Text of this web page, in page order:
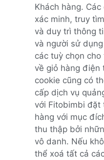
Khách hàng.
xác minh, truy
và duy trì thông
và người sử
các tuỳ chọn
về giỏ hàng điện
cookie cũng có
cấp dịch vụ
với Fitobimbi đặt
hàng với mục
thu thập bởi
vô danh. Nếu
thể xoá tất cả